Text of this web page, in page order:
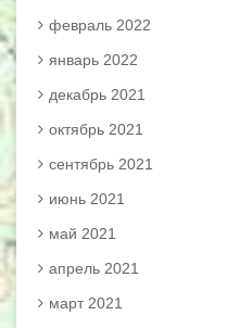
февраль 2022
январь 2022
декабрь 2021
октябрь 2021
сентябрь 2021
июнь 2021
май 2021
апрель 2021
март 2021